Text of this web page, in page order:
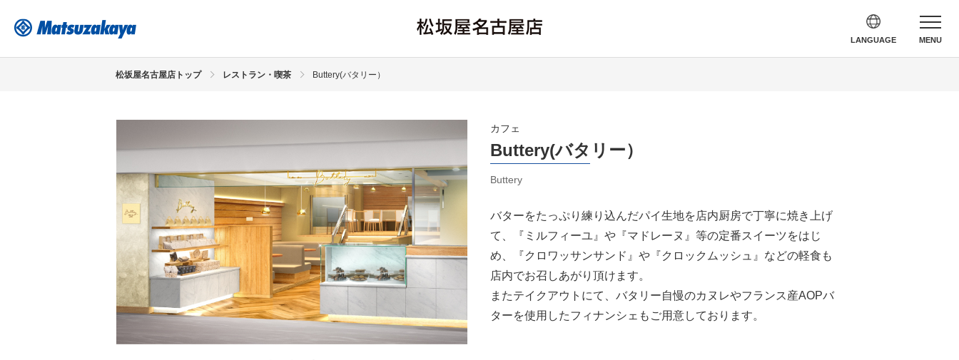
LANGUAGE MENU
松坂屋名古屋店トップ レストラン・喫茶 Buttery(バタリー）
カフェ
Buttery(バタリー）
Buttery
バターをたっぷり練り込んだパイ生地を店内厨房で丁寧に焼き上げ
て、『ミルフィーユ』や『マドレーヌ』等の定番スイーツをはじ
め、『クロワッサンサンド』や『クロックムッシュ』などの軽食も
店内でお召しあがり頂けます。
またテイクアウトにて、バタリー自慢のカヌレやフランス産AOPバ
ターを使用したフィナンシェもご用意しております。